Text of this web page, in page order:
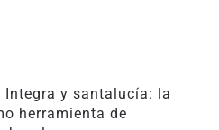
Integra y santalucía: la
herramienta de